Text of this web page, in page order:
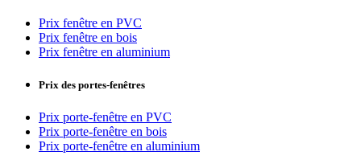
Prix fenêtre en PVC
Prix fenêtre en bois
Prix fenêtre en aluminium
Prix des portes-fenêtres
Prix porte-fenêtre en PVC
Prix porte-fenêtre en bois
Prix porte-fenêtre en aluminium